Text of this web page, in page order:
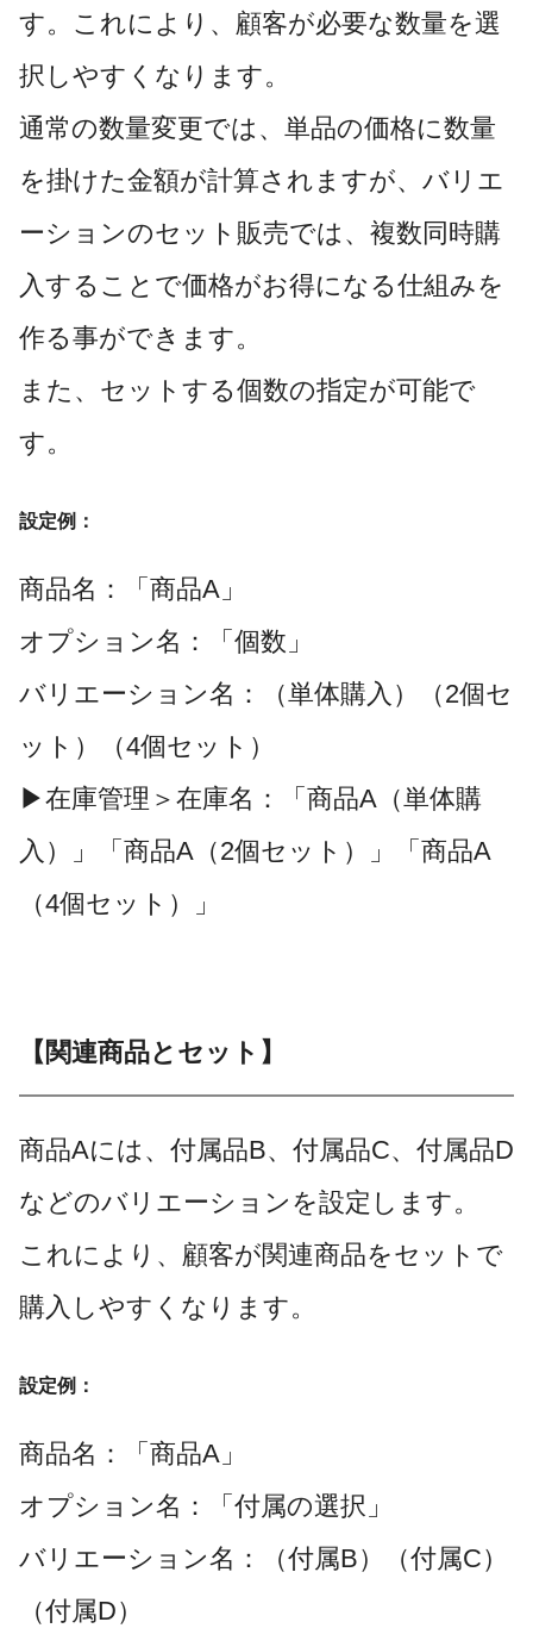
す。これにより、顧客が必要な数量を選
択しやすくなります。
通常の数量変更では、単品の価格に数量
を掛けた金額が計算されますが、バリエ
ーションのセット販売では、複数同時購
入することで価格がお得になる仕組みを
作る事ができます。
また、セットする個数の指定が可能で
す。
設定例：
商品名：「商品A」
オプション名：「個数」
バリエーション名：（単体購入）（2個セ
ット）（4個セット）
▶在庫管理＞在庫名：「商品A（単体購
入）」「商品A（2個セット）」「商品A
（4個セット）」
【関連商品とセット】
商品Aには、付属品B、付属品C、付属品D
などのバリエーションを設定します。
これにより、顧客が関連商品をセットで
購入しやすくなります。
設定例：
商品名：「商品A」
オプション名：「付属の選択」
バリエーション名：（付属B）（付属C）
（付属D）